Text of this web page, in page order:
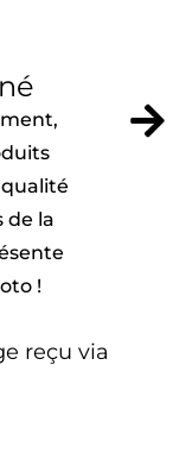
de la
!
reçu via